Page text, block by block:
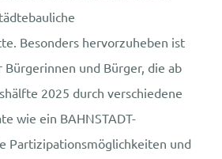
Besonders hervorzuheben ist
und Bürger, die ab
2025 durch verschiedene
wie ein BAHNSTADT-
Partizipationsmöglichkeiten und